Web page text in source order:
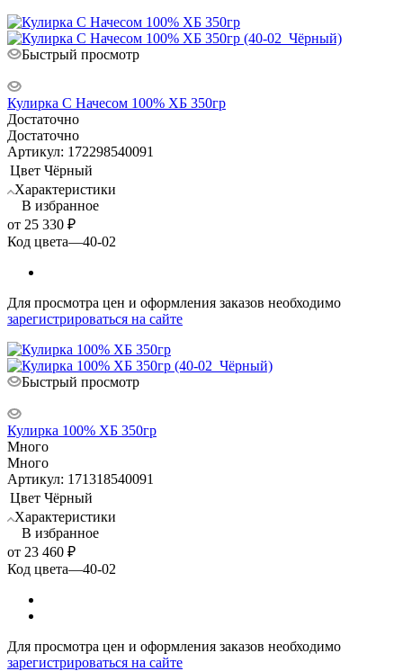
Быстрый просмотр
Кулирка С Начесом 100% ХБ 350гр
Достаточно
Достаточно
Артикул: 172298540091
Цвет Чёрный
Характеристики
В избранное
от 25 330 ₽
Код цвета—40-02
Для просмотра цен и оформления заказов необходимо
зарегистрироваться на сайте
Быстрый просмотр
Кулирка 100% ХБ 350гр
Много
Много
Артикул: 171318540091
Цвет Чёрный
Характеристики
В избранное
от 23 460 ₽
Код цвета—40-02
Для просмотра цен и оформления заказов необходимо
зарегистрироваться на сайте